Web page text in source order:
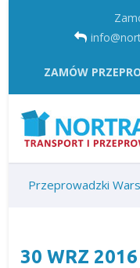
ZAMÓW
Przeprowadzki
30WRZ2016